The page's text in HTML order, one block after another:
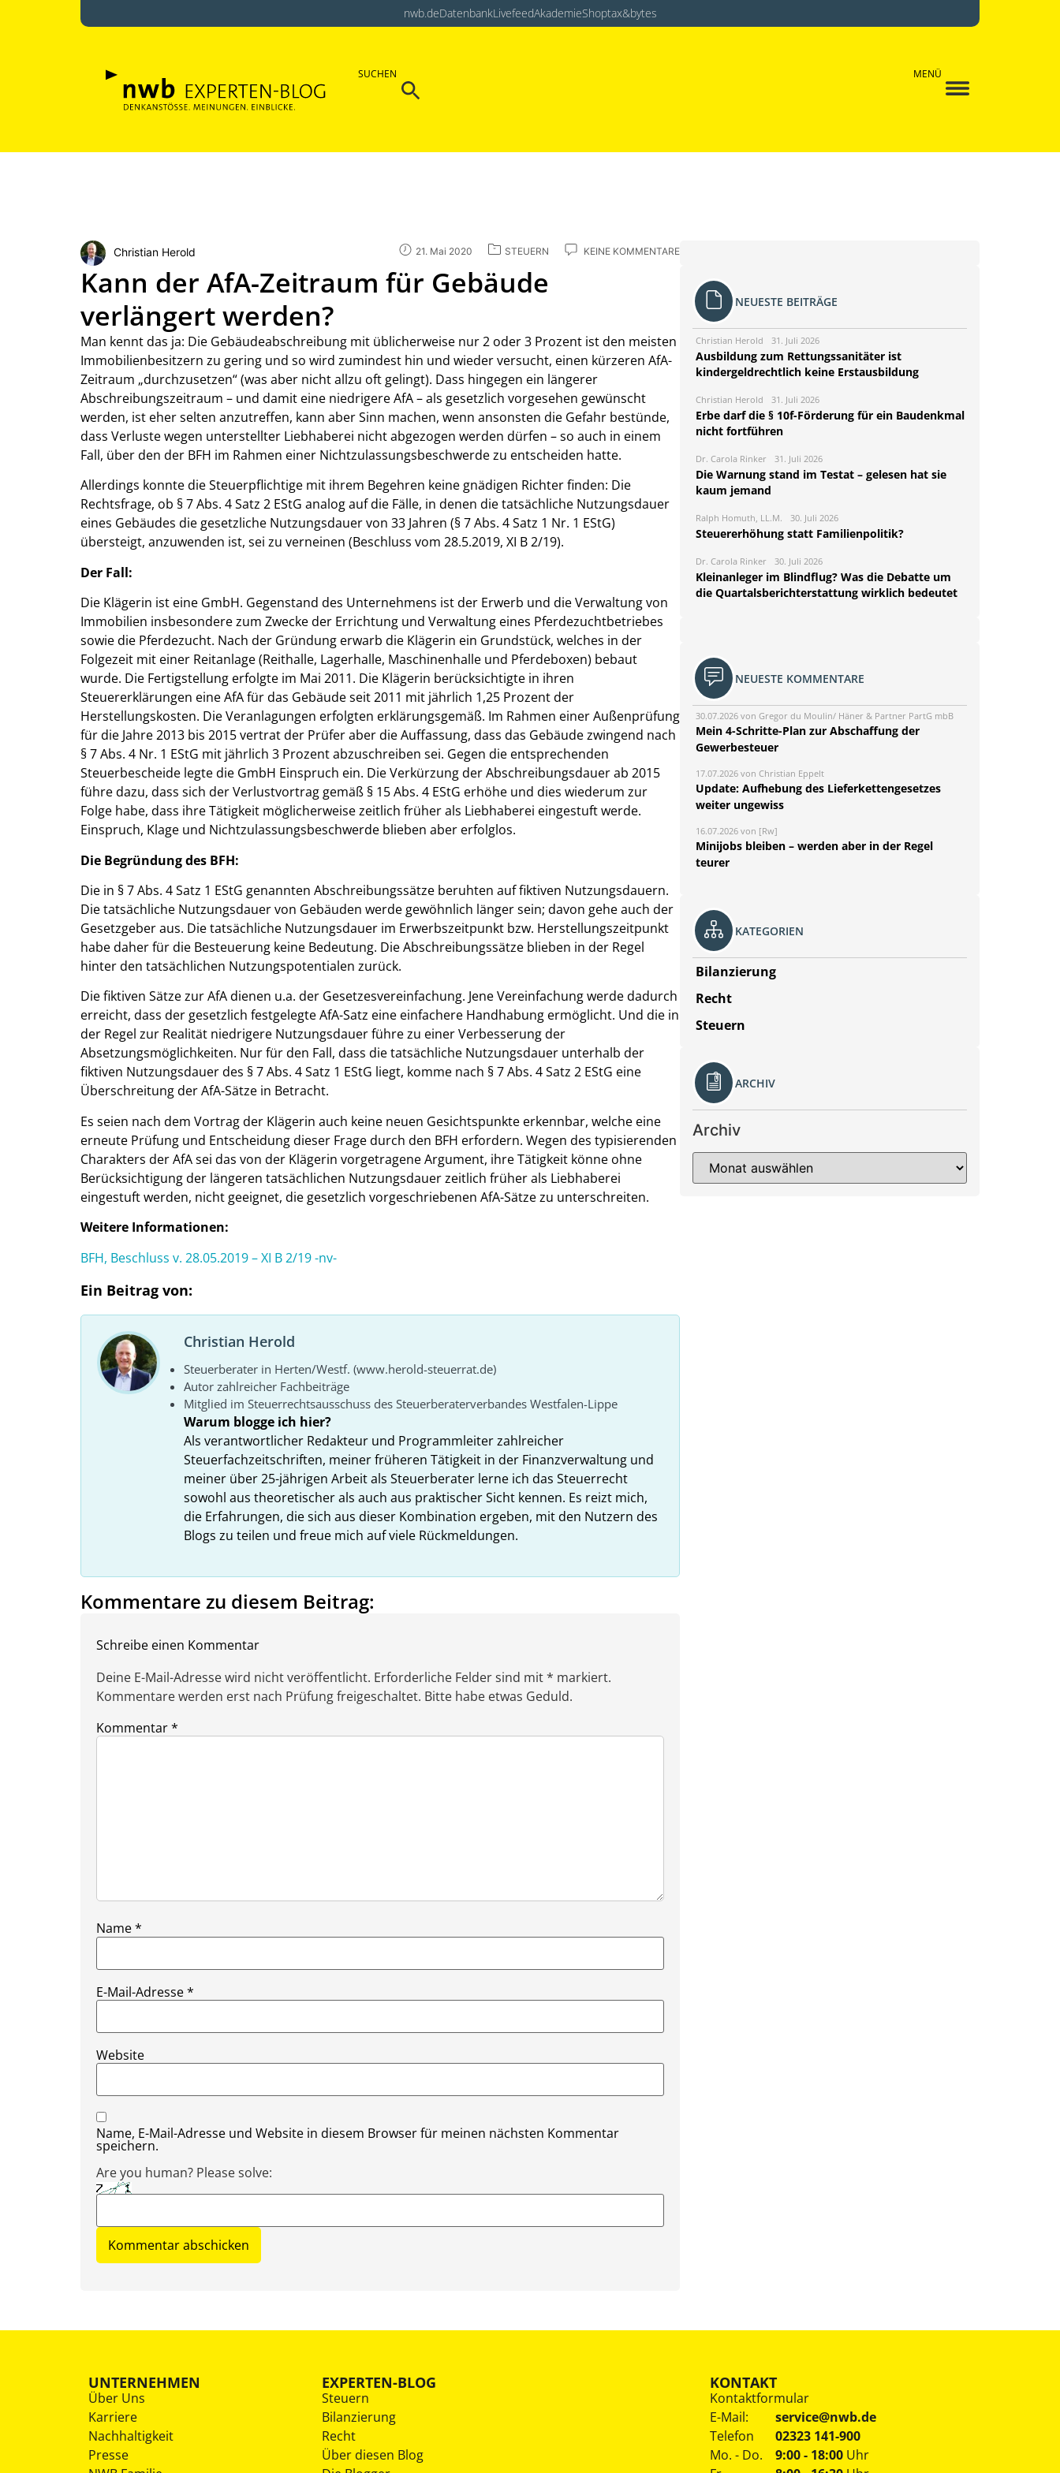
nwb.deDatenbankLivefeedAkademieShoptax&bytes
SUCHEN
Search
MENÜ
Christian Herold 21. Mai 2020 STEUERN KEINE KOMMENTARE
Kann der AfA-Zeitraum für Gebäude
verlängert werden?
Man kennt das ja: Die Gebäudeabschreibung mit üblicherweise nur 2 oder 3 Prozent ist den meisten
Immobilienbesitzern zu gering und so wird zumindest hin und wieder versucht, einen kürzeren AfA-
Zeitraum „durchzusetzen“ (was aber nicht allzu oft gelingt). Dass hingegen ein längerer
Abschreibungszeitraum – und damit eine niedrigere AfA – als gesetzlich vorgesehen gewünscht
werden, ist eher selten anzutreffen, kann aber Sinn machen, wenn ansonsten die Gefahr bestünde,
dass Verluste wegen unterstellter Liebhaberei nicht abgezogen werden dürfen – so auch in einem
Fall, über den der BFH im Rahmen einer Nichtzulassungsbeschwerde zu entscheiden hatte.
Allerdings konnte die Steuerpflichtige mit ihrem Begehren keine gnädigen Richter finden: Die
Rechtsfrage, ob § 7 Abs. 4 Satz 2 EStG analog auf die Fälle, in denen die tatsächliche Nutzungsdauer
eines Gebäudes die gesetzliche Nutzungsdauer von 33 Jahren (§ 7 Abs. 4 Satz 1 Nr. 1 EStG)
übersteigt, anzuwenden ist, sei zu verneinen (Beschluss vom 28.5.2019, XI B 2/19).
Der Fall:
Die Klägerin ist eine GmbH. Gegenstand des Unternehmens ist der Erwerb und die Verwaltung von
Immobilien insbesondere zum Zwecke der Errichtung und Verwaltung eines Pferdezuchtbetriebes
sowie die Pferdezucht. Nach der Gründung erwarb die Klägerin ein Grundstück, welches in der
Folgezeit mit einer Reitanlage (Reithalle, Lagerhalle, Maschinenhalle und Pferdeboxen) bebaut
wurde. Die Fertigstellung erfolgte im Mai 2011. Die Klägerin berücksichtigte in ihren
Steuererklärungen eine AfA für das Gebäude seit 2011 mit jährlich 1,25 Prozent der
Herstellungskosten. Die Veranlagungen erfolgten erklärungsgemäß. Im Rahmen einer Außenprüfung
für die Jahre 2013 bis 2015 vertrat der Prüfer aber die Auffassung, dass das Gebäude zwingend nach
§ 7 Abs. 4 Nr. 1 EStG mit jährlich 3 Prozent abzuschreiben sei. Gegen die entsprechenden
Steuerbescheide legte die GmbH Einspruch ein. Die Verkürzung der Abschreibungsdauer ab 2015
führe dazu, dass sich der Verlustvortrag gemäß § 15 Abs. 4 EStG erhöhe und dies wiederum zur
Folge habe, dass ihre Tätigkeit möglicherweise zeitlich früher als Liebhaberei eingestuft werde.
Einspruch, Klage und Nichtzulassungsbeschwerde blieben aber erfolglos.
Die Begründung des BFH:
Die in § 7 Abs. 4 Satz 1 EStG genannten Abschreibungssätze beruhten auf fiktiven Nutzungsdauern.
Die tatsächliche Nutzungsdauer von Gebäuden werde gewöhnlich länger sein; davon gehe auch der
Gesetzgeber aus. Die tatsächliche Nutzungsdauer im Erwerbszeitpunkt bzw. Herstellungszeitpunkt
habe daher für die Besteuerung keine Bedeutung. Die Abschreibungssätze blieben in der Regel
hinter den tatsächlichen Nutzungspotentialen zurück.
Die fiktiven Sätze zur AfA dienen u.a. der Gesetzesvereinfachung. Jene Vereinfachung werde dadurch
erreicht, dass der gesetzlich festgelegte AfA-Satz eine einfachere Handhabung ermöglicht. Und die in
der Regel zur Realität niedrigere Nutzungsdauer führe zu einer Verbesserung der
Absetzungsmöglichkeiten. Nur für den Fall, dass die tatsächliche Nutzungsdauer unterhalb der
fiktiven Nutzungsdauer des § 7 Abs. 4 Satz 1 EStG liegt, komme nach § 7 Abs. 4 Satz 2 EStG eine
Überschreitung der AfA-Sätze in Betracht.
Es seien nach dem Vortrag der Klägerin auch keine neuen Gesichtspunkte erkennbar, welche eine
erneute Prüfung und Entscheidung dieser Frage durch den BFH erfordern. Wegen des typisierenden
Charakters der AfA sei das von der Klägerin vorgetragene Argument, ihre Tätigkeit könne ohne
Berücksichtigung der längeren tatsächlichen Nutzungsdauer zeitlich früher als Liebhaberei
eingestuft werden, nicht geeignet, die gesetzlich vorgeschriebenen AfA-Sätze zu unterschreiten.
Weitere Informationen:
BFH, Beschluss v. 28.05.2019 – XI B 2/19 -nv-
Ein Beitrag von:
Christian Herold
Steuerberater in Herten/Westf. (www.herold-steuerrat.de)
Autor zahlreicher Fachbeiträge
Mitglied im Steuerrechtsausschuss des Steuerberaterverbandes Westfalen-Lippe
Warum blogge ich hier?
Als verantwortlicher Redakteur und Programmleiter zahlreicher
Steuerfachzeitschriften, meiner früheren Tätigkeit in der Finanzverwaltung und
meiner über 25-jährigen Arbeit als Steuerberater lerne ich das Steuerrecht
sowohl aus theoretischer als auch aus praktischer Sicht kennen. Es reizt mich,
die Erfahrungen, die sich aus dieser Kombination ergeben, mit den Nutzern des
Blogs zu teilen und freue mich auf viele Rückmeldungen.
Kommentare zu diesem Beitrag:
Schreibe einen Kommentar
Deine E-Mail-Adresse wird nicht veröffentlicht. Erforderliche Felder sind mit * markiert.
Kommentare werden erst nach Prüfung freigeschaltet. Bitte habe etwas Geduld.
Kommentar*
Name*
E-Mail-Adresse*
Website
Name, E-Mail-Adresse und Website in diesem Browser für meinen nächsten Kommentar
speichern.
Are you human? Please solve:
NEUESTE BEITRÄGE
Christian Herold 31. Juli 2026
Ausbildung zum Rettungssanitäter ist
kindergeldrechtlich keine Erstausbildung
Christian Herold 31. Juli 2026
Erbe darf die § 10f-Förderung für ein Baudenkmal
nicht fortführen
Dr. Carola Rinker 31. Juli 2026
Die Warnung stand im Testat – gelesen hat sie
kaum jemand
Ralph Homuth, LL.M. 30. Juli 2026
Steuererhöhung statt Familienpolitik?
Dr. Carola Rinker 30. Juli 2026
Kleinanleger im Blindflug? Was die Debatte um
die Quartalsberichterstattung wirklich bedeutet
NEUESTE KOMMENTARE
30.07.2026 von Gregor du Moulin/ Häner & Partner PartG mbB
Mein 4-Schritte-Plan zur Abschaffung der
Gewerbesteuer
17.07.2026 von Christian Eppelt
Update: Aufhebung des Lieferkettengesetzes
weiter ungewiss
16.07.2026 von [Rw]
Minijobs bleiben – werden aber in der Regel
teurer
KATEGORIEN
Bilanzierung
Recht
Steuern
ARCHIV
Archiv
UNTERNEHMEN
Über Uns
Karriere
Nachhaltigkeit
Presse
EXPERTEN-BLOG
Steuern
Bilanzierung
Recht
Über diesen Blog
KONTAKT
Kontaktformular
E-Mail:
service@nwb.de
Telefon
02323 141-900
Mo. - Do.
9:00 - 18:00 Uhr